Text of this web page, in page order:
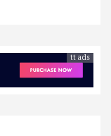
tt ads